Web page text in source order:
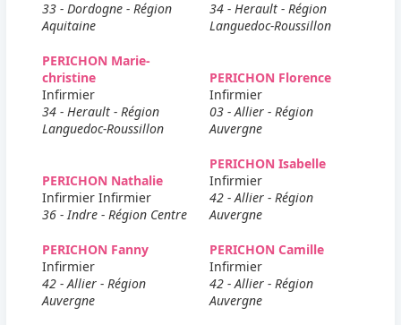
33 - Dordogne - Région
Aquitaine
34 - Herault - Région
Languedoc-Roussillon
PERICHON Marie-
christine
Infirmier
34 - Herault - Région
Languedoc-Roussillon
PERICHON Florence
Infirmier
03 - Allier - Région
Auvergne
PERICHON Nathalie
Infirmier Infirmier
36 - Indre - Région Centre
PERICHON Isabelle
Infirmier
42 - Allier - Région
Auvergne
PERICHON Fanny
Infirmier
42 - Allier - Région
Auvergne
PERICHON Camille
Infirmier
42 - Allier - Région
Auvergne